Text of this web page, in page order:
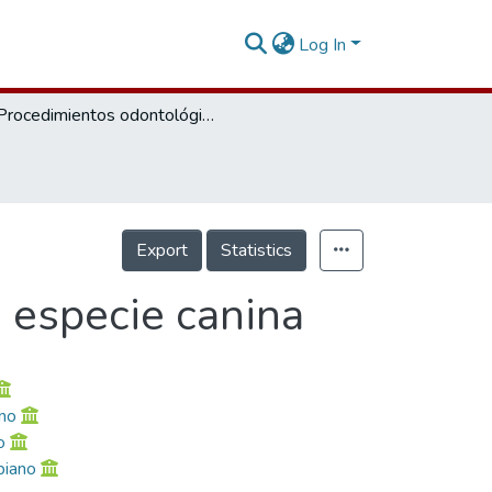
Log In
Procedimientos odontológicos indicados en especie canina
Export Statistics
canina